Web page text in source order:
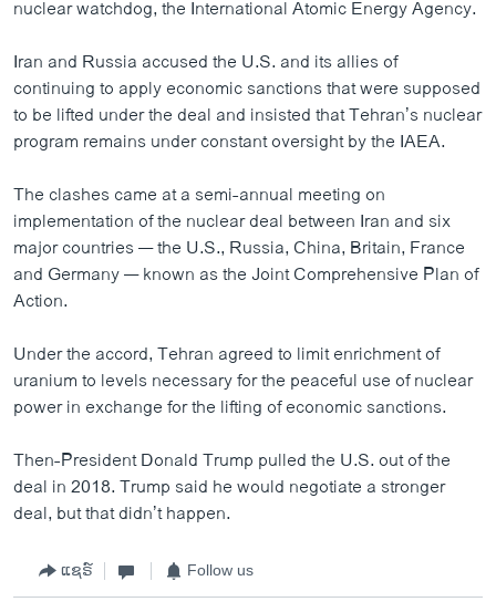
nuclear watchdog, the International Atomic Energy Agency.
Iran and Russia accused the U.S. and its allies of
continuing to apply economic sanctions that were supposed
to be lifted under the deal and insisted that Tehran’s nuclear
program remains under constant oversight by the IAEA.
The clashes came at a semi-annual meeting on
implementation of the nuclear deal between Iran and six
major countries — the U.S., Russia, China, Britain, France
and Germany — known as the Joint Comprehensive Plan of
Action.
Under the accord, Tehran agreed to limit enrichment of
uranium to levels necessary for the peaceful use of nuclear
power in exchange for the lifting of economic sanctions.
Then-President Donald Trump pulled the U.S. out of the
deal in 2018. Trump said he would negotiate a stronger
deal, but that didn’t happen.
ແຊຣ໌ Follow us